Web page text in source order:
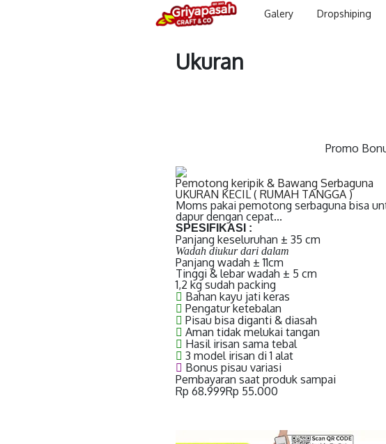
Galery Dropshiping
Ukuran
Promo
Pemotong keripik & Bawang Serbaguna
UKURAN KECIL ( RUMAH TANGGA )
Moms pakai pemotong serbaguna bisa
dapur dengan cepat...
SPESIFIKASI :
Panjang keseluruhan ± 35 cm
Wadah diukur dari dalam
Panjang wadah ± 11cm
Tinggi & lebar wadah ± 5 cm
1,2 kg sudah packing
Bahan kayu jati keras
Pengatur ketebalan
Pisau bisa diganti & diasah
Aman tidak melukai tangan
Hasil irisan sama tebal
3 model irisan di 1 alat
Bonus pisau variasi
Pembayaran saat produk sampai
Rp 68.999Rp 55.000